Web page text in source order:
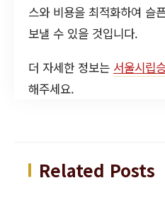
스와 비용을 최적화하여 슬
보낼 수 있을 것입니다.
더 자세한 정보는 서울시립
해주세요.
Related Posts